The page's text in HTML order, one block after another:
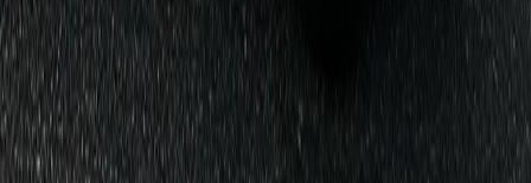
Sitemap
Home
Over ons
Diensten
Cases
Insights
Contact